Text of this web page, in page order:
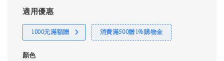
適用優惠
1000元滿額贈 消費滿500贈1%購物金
顏色